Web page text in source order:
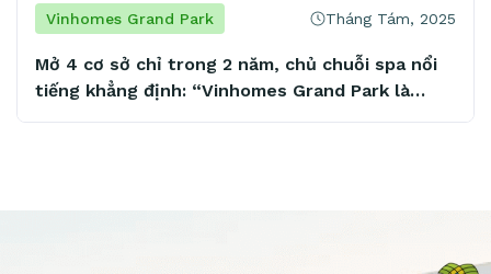
Vinhomes Grand Park Tháng Tám, 2025
Mở 4 cơ sở chỉ trong 2 năm, chủ chuỗi spa nổi
tiếng khẳng định: “Vinhomes Grand Park là
mảnh đất vàng tiềm năng”